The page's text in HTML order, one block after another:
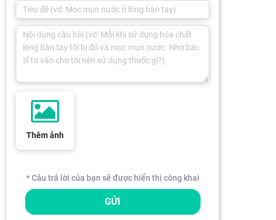
Thêm ảnh
* Câu trả lời của bạn sẽ được hiển thị công khai
GỬI